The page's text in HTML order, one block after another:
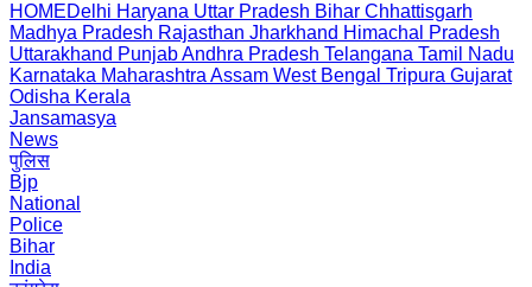
HOMEDelhi Haryana Uttar Pradesh Bihar Chhattisgarh
Madhya Pradesh Rajasthan Jharkhand Himachal Pradesh
Uttarakhand PunjabAndhra Pradesh Telangana Tamil Nadu
Karnataka Maharashtra Assam West Bengal Tripura Gujarat
Odisha Kerala
Jansamasya
News
पुलिस
Bjp
National
Police
Bihar
India